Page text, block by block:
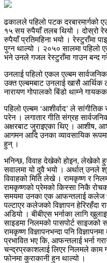
ढकालले पहिलो पटक दरबारमार्गको
१५ सय रुपैयाँ तलब थियो । दोस्रो
रुपैयाँ प्रतिमहिना भयो । रेस्टुराँमा
पुग्न थाल्यो । २०५० सालमा पहिलो
भने उनले गजल रेस्टुराँमा गाउन बन्द
उनलाई पहिलो एकल एल्बम सार्वजनिक
उक्त एल्बमबाट उनलाई खासै आर्थिक
नारायण गोपालको बिंडो थाम्ने
पहिलो एल्बम ‘आशीर्वाद’ ले
परेन । लगातार गीति संग्रह
अक्षरबाट जुराइएका थिए । आशीष,
आगमन आदि उनका व्यावसायिक
हुन् ।
भनिन्छ, विवाह देखेको होइन, लेखेको
सवालमा यो दुवै भयो । अर्थात् उनले
विवाहको मिति लेखे । रामकृष्ण र
रामकृष्णको प्रेमको किस्सा निकै
समयमा उनका एक आफन्तलाई कलेज
पल्टाएर कलेजको विज्ञापन हेरिरहँदा
अडियो । बीबीएस भर्नाका लागि
साइडमा निलमको पासपोर्ट साइजको
रामकृष्ण विज्ञापनभन्दा पनि
प्रभावित भए कि, आफन्तलाई भर्ना
चन्द्रप्रकाशलाई लिएर निलमले
फोनमा कुराकानी हुन थाल्यो ।